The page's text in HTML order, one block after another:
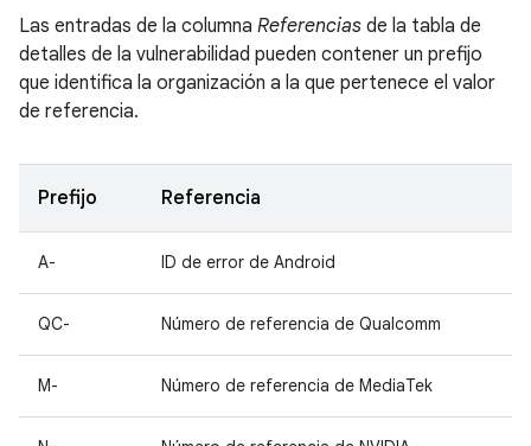
Las entradas de la columna Referencias de la tabla de
detalles de la vulnerabilidad pueden contener un prefijo
que identifica la organización a la que pertenece el valor
de referencia.
Prefijo Referencia
A- ID de error de Android
QC- Número de referencia de Qualcomm
M- Número de referencia de MediaTek